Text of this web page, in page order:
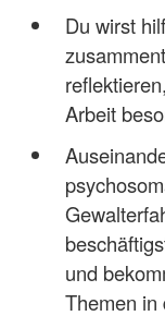
Du wirst
Arbeit
und
Themen in